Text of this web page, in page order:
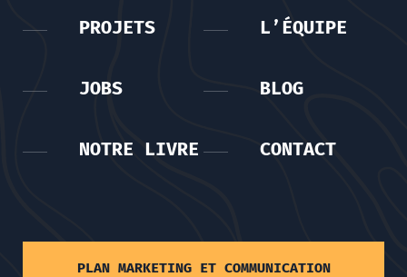
PROJETS L’ÉQUIPE
JOBS BLOG
NOTRE LIVRE CONTACT
PLAN MARKETING ET COMMUNICATION